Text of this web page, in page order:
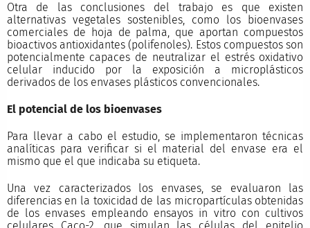
Otra de las conclusiones del trabajo es que existen
alternativas vegetales sostenibles, como los bioenvases
comerciales de hoja de palma, que aportan compuestos
bioactivos antioxidantes (polifenoles). Estos compuestos son
potencialmente capaces de neutralizar el estrés oxidativo
celular inducido por la exposición a microplásticos
derivados de los envases plásticos convencionales.
El potencial de los bioenvases
Para llevar a cabo el estudio, se implementaron técnicas
analíticas para verificar si el material del envase era el
mismo que el que indicaba su etiqueta.
Una vez caracterizados los envases, se evaluaron las
diferencias en la toxicidad de las micropartículas obtenidas
de los envases empleando ensayos in vitro con cultivos